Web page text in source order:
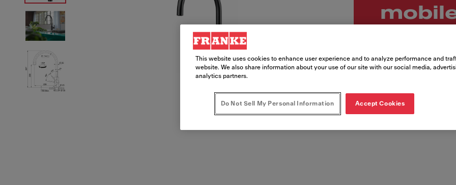
Numéro d'article
This website uses cookies to enhance user experience and to analyze performance and
website. We also share information about your use of our site with our social media,
analytics partners.
Do Not Sell My Personal Information Accept Cookies